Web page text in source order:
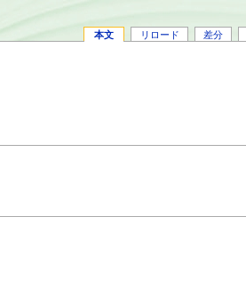
本文 リロード 差分